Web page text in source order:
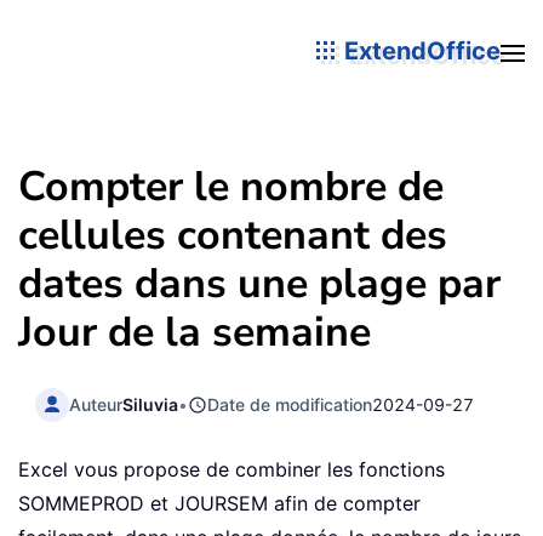
ExtendOffice
Compter le nombre de
cellules contenant des
dates dans une plage par
Jour de la semaine
AuteurSiluvia• Date de modification2024-09-27
Excel vous propose de combiner les fonctions
SOMMEPROD et JOURSEM afin de compter